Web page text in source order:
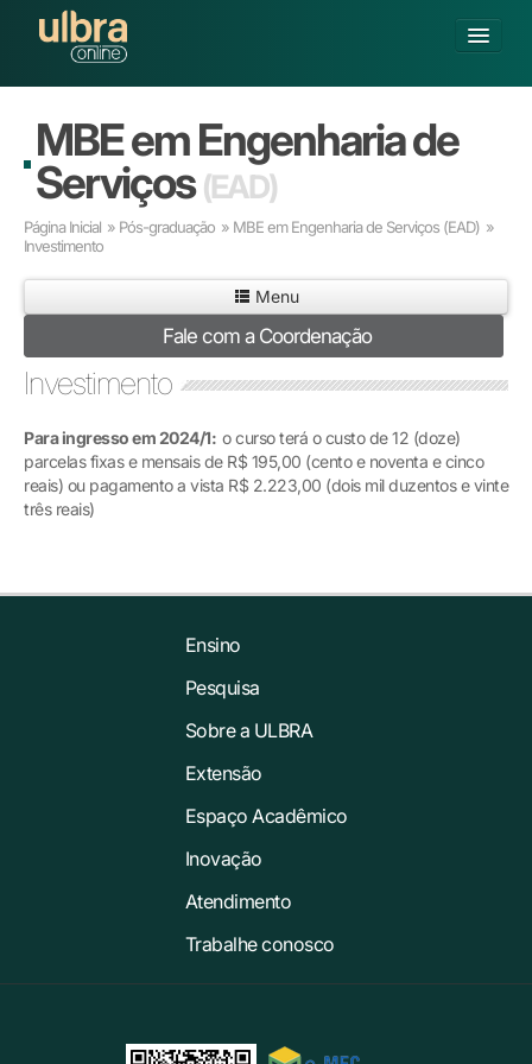
Buscar
Já sou Aluno
Matricule-se
EXTENSÃO
SOBRE A ULBRA
MBE em Engenharia de
Serviços(EAD)
Página Inicial » Pós-graduação » MBE em Engenharia de Serviços (EAD) »
Investimento
Menu
Fale com a Coordenação
Investimento
Para ingresso em 2024/1: o curso terá o custo de 12 (doze)
parcelas fixas e mensais de R$ 195,00 (cento e noventa e cinco
reais) ou pagamento a vista R$ 2.223,00 (dois mil duzentos e vinte
três reais)
Ensino
Pesquisa
Sobre a ULBRA
Extensão
Espaço Acadêmico
Inovação
Atendimento
Trabalhe conosco